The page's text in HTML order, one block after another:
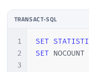
TRANSACT-SQL
1
2
3
SET
SET NOCOUNT